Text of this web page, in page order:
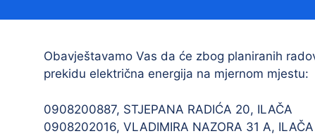
Obavještavamo Vas da će zbog planiranih
prekidu električna energija na mjernom mjestu:
0908200887, STJEPANA RADIĆA 20, ILAČA
0908202016, VLADIMIRA NAZORA 31 A, ILAČA